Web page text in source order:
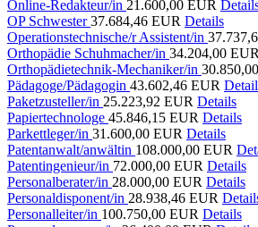
Online-Redakteur/in 21.600,00 EUR
OP Schwester37.684,46 EUR Details
Operationstechnische/r Assistent/in
Orthopädie Schuhmacher/in 34.204,00 EUR
Orthopädietechnik-Mechaniker/in
Pädagoge/Pädagogin 43.602,46 EUR
Paketzusteller/in 25.223,92 EUR Details
Papiertechnologe 45.846,15 EUR Details
Parkettleger/in 31.600,00 EUR Details
Patentanwalt/anwältin 108.000,00 EUR
Patentingenieur/in 72.000,00 EUR Details
Personalberater/in 28.000,00 EUR Details
Personaldisponent/in 28.938,46 EUR
Personalleiter/in 100.750,00 EUR Details